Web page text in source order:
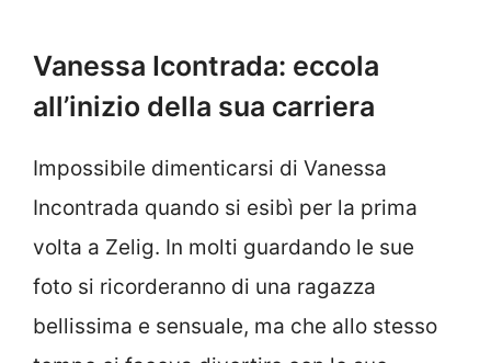
Vanessa Icontrada: eccola
all’inizio della sua carriera
Impossibile dimenticarsi di Vanessa
Incontrada quando si esibì per la prima
volta a Zelig. In molti guardando le sue
foto si ricorderanno di una ragazza
bellissima e sensuale, ma che allo stesso